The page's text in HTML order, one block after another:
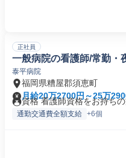
正社員
一般病院の看護師/常勤・
泰平病院
福岡県糟屋郡須恵町
月給20万2700円～25万
資格 看護師資格をお持ち
通勤交通費全額支給 +6個